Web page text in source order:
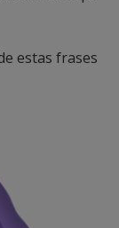
estas frases